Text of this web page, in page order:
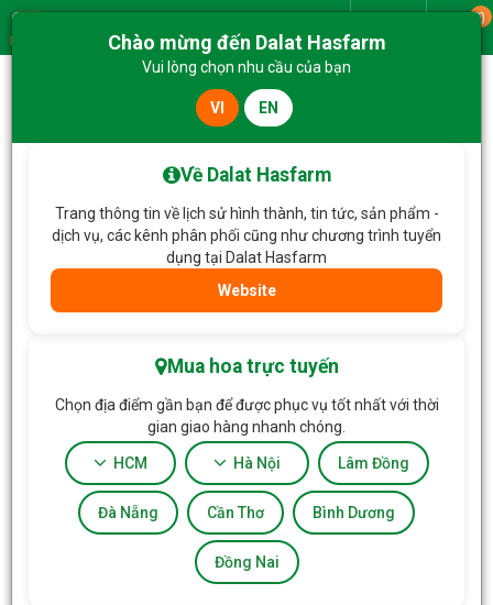
Menu
0
Hoa Tặng & Hoa Dịch Vụ
Chào mừng đến Dalat Hasfarm
Vui lòng chọn nhu cầu của bạn
VI EN
Về Dalat Hasfarm
Trang thông tin về lịch sử hình thành, tin tức, sản phẩm -
dịch vụ, các kênh phân phối cũng như chương trình tuyển
dụng tại Dalat Hasfarm
Website
Mua hoa trực tuyến
Chọn địa điểm gần bạn để được phục vụ tốt nhất với thời
gian giao hàng nhanh chóng.
HCM Hà Nội Lâm Đồng
Đà Nẵng Cần Thơ Bình Dương
Đồng Nai